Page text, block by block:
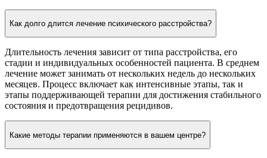
Как долго длится лечение психического расстройства?
Длительность лечения зависит от типа расстройства, его
стадии и индивидуальных особенностей пациента. В среднем
лечение может занимать от нескольких недель до нескольких
месяцев. Процесс включает как интенсивные этапы, так и
этапы поддерживающей терапии для достижения стабильного
состояния и предотвращения рецидивов.
Какие методы терапии применяются в вашем центре?